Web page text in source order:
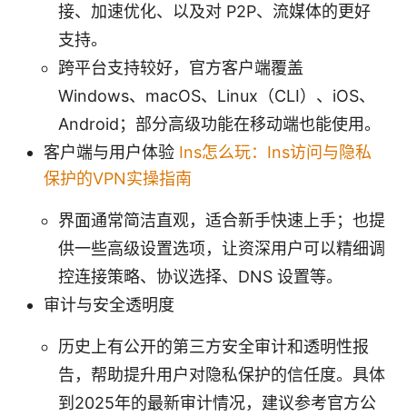
接、加速优化、以及对 P2P、流媒体的更好
支持。
跨平台支持较好，官方客户端覆盖
Windows、macOS、Linux（CLI）、iOS、
Android；部分高级功能在移动端也能使用。
客户端与用户体验 Ins怎么玩：Ins访问与隐私
保护的VPN实操指南
界面通常简洁直观，适合新手快速上手；也提
供一些高级设置选项，让资深用户可以精细调
控连接策略、协议选择、DNS 设置等。
审计与安全透明度
历史上有公开的第三方安全审计和透明性报
告，帮助提升用户对隐私保护的信任度。具体
到2025年的最新审计情况，建议参考官方公